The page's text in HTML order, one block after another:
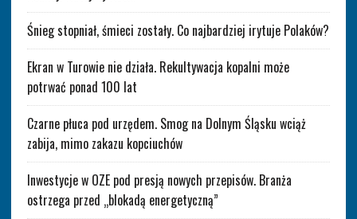
Śnieg stopniał, śmieci zostały. Co najbardziej irytuje Polaków?
Ekran w Turowie nie działa. Rekultywacja kopalni może
potrwać ponad 100 lat
Czarne płuca pod urzędem. Smog na Dolnym Śląsku wciąż
zabija, mimo zakazu kopciuchów
Inwestycje w OZE pod presją nowych przepisów. Branża
ostrzega przed „blokadą energetyczną”